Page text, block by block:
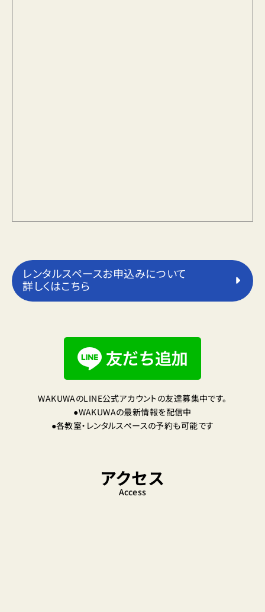
レンタルスペースお申込みについて
詳しくはこちら
WAKUWAのLINE公式アカウントの友達募集中です。
●WAKUWAの最新情報を配信中
●各教室・レンタルスペースの予約も可能です
アクセス
Access